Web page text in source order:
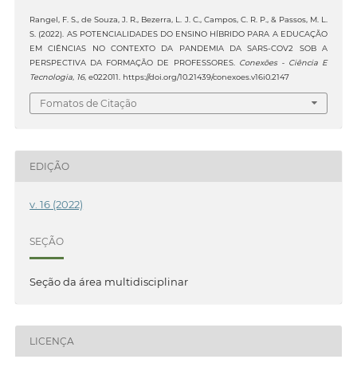
Rangel, F. S., de Souza, J. R., Bezerra, L. J. C., Campos, C. R. P., & Passos, M. L.
S. (2022). AS POTENCIALIDADES DO ENSINO HÍBRIDO PARA A EDUCAÇÃO
EM CIÊNCIAS NO CONTEXTO DA PANDEMIA DA SARS-COV2 SOB A
PERSPECTIVA DA FORMAÇÃO DE PROFESSORES.
Conexões - Ciência E
Tecnologia, 16, e022011. https://doi.org/10.21439/conexoes.v16i0.2147
Fomatos de Citação
EDIÇÃO
v. 16 (2022)
SEÇÃO
Seção da área multidisciplinar
LICENÇA